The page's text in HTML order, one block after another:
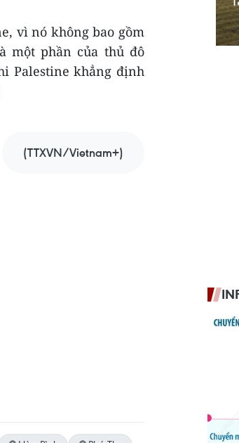
vì nó không bao gồm
một phần của thủ đô
Palestine khẳng định
(TTXVN/Vietnam+)